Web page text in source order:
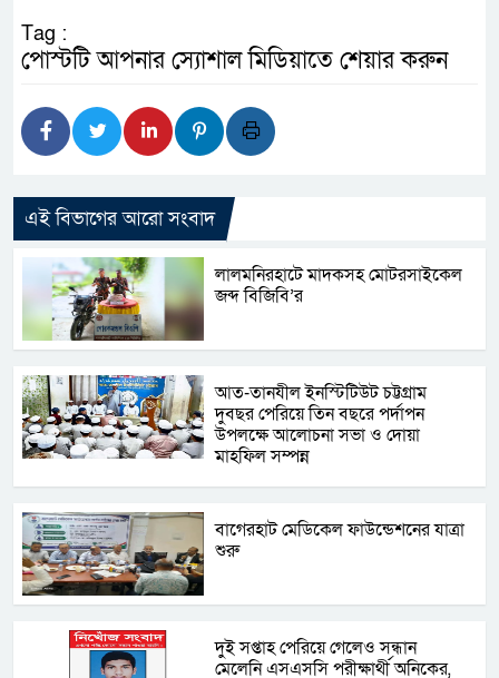
Tag :
পোস্টটি আপনার স্যোশাল মিডিয়াতে শেয়ার করুন
এই বিভাগের আরো সংবাদ
লালমনিরহাটে মাদকসহ মোটরসাইকেল
জব্দ বিজিবি’র
আত-তানযীল ইনস্টিটিউট চট্টগ্রাম
দুবছর পেরিয়ে তিন বছরে পর্দাপন
উপলক্ষে আলোচনা সভা ও দোয়া
মাহফিল সম্পন্ন
বাগেরহাট মেডিকেল ফাউন্ডেশনের যাত্রা
শুরু
দু্ই সপ্তাহ পেরিয়ে গেলেও সন্ধান
মেলেনি এসএসসি পরীক্ষার্থী অনিকের,